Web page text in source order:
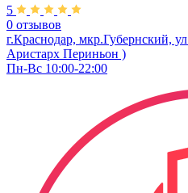
5
0 отзывов
г.Краснодар, мкр.Губернский,
Аристарх Периньон )
Пн-Вс 10:00-22:00